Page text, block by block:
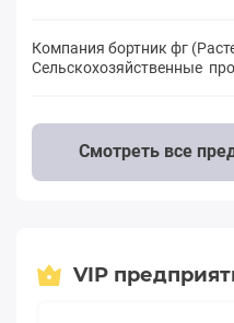
Компания бортник фг
Сельскохозяйственные
Смотреть все
VIP